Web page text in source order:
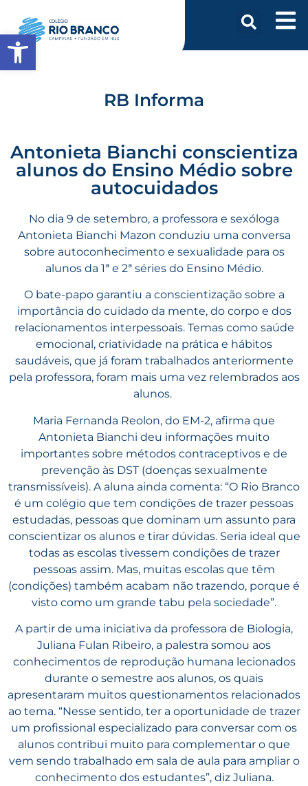
RB Informa
Antonieta Bianchi conscientiza
alunos do Ensino Médio sobre
autocuidados
No dia 9 de setembro, a professora e sexóloga
Antonieta Bianchi Mazon conduziu uma conversa
sobre autoconhecimento e sexualidade para os
alunos da 1ª e 2ª séries do Ensino Médio.
O bate-papo garantiu a conscientização sobre a
importância do cuidado da mente, do corpo e dos
relacionamentos interpessoais. Temas como saúde
emocional, criatividade na prática e hábitos
saudáveis, que já foram trabalhados anteriormente
pela professora, foram mais uma vez relembrados aos
alunos.
Maria Fernanda Reolon, do EM-2, afirma que
Antonieta Bianchi deu informações muito
importantes sobre métodos contraceptivos e de
prevenção às DST (doenças sexualmente
transmissíveis). A aluna ainda comenta: “O Rio Branco
é um colégio que tem condições de trazer pessoas
estudadas, pessoas que dominam um assunto para
conscientizar os alunos e tirar dúvidas. Seria ideal que
todas as escolas tivessem condições de trazer
pessoas assim. Mas, muitas escolas que têm
(condições) também acabam não trazendo, porque é
visto como um grande tabu pela sociedade”.
A partir de uma iniciativa da professora de Biologia,
Juliana Fulan Ribeiro, a palestra somou aos
conhecimentos de reprodução humana lecionados
durante o semestre aos alunos, os quais
apresentaram muitos questionamentos relacionados
ao tema. “Nesse sentido, ter a oportunidade de trazer
um profissional especializado para conversar com os
alunos contribui muito para complementar o que
vem sendo trabalhado em sala de aula para ampliar o
conhecimento dos estudantes”, diz Juliana.
Abrir a barra de ferramentas